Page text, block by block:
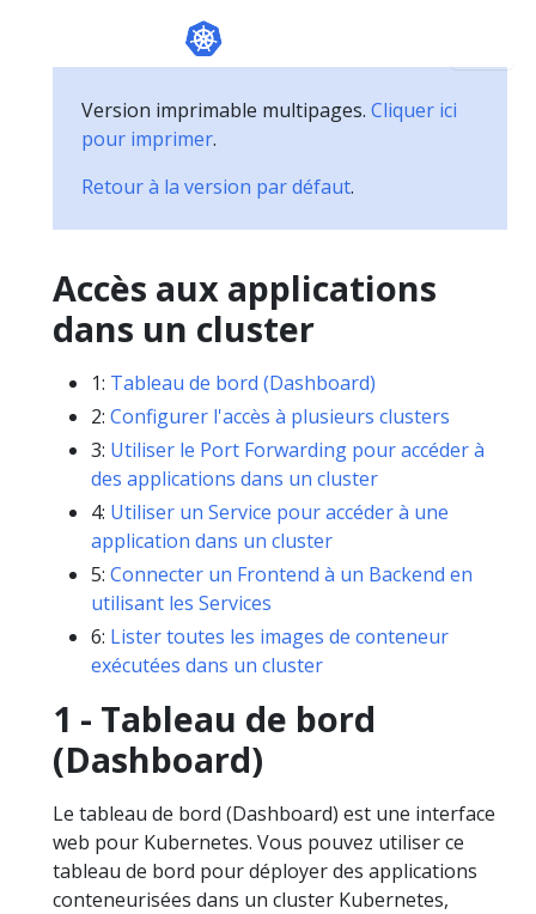
Version imprimable multipages. Cliquer ici
pour imprimer.
Retour à la version par défaut.
Accès aux applications
dans un cluster
1: Tableau de bord (Dashboard)
2: Configurer l'accès à plusieurs clusters
3: Utiliser le Port Forwarding pour accéder à
des applications dans un cluster
4: Utiliser un Service pour accéder à une
application dans un cluster
5: Connecter un Frontend à un Backend en
utilisant les Services
6: Lister toutes les images de conteneur
exécutées dans un cluster
1 - Tableau de bord
(Dashboard)
Le tableau de bord (Dashboard) est une interface
web pour Kubernetes. Vous pouvez utiliser ce
tableau de bord pour déployer des applications
conteneurisées dans un cluster Kubernetes,